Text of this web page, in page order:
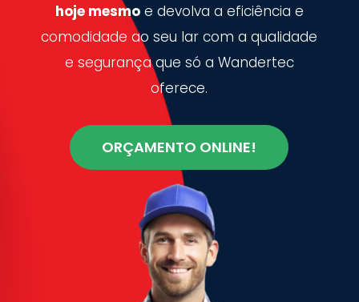
hoje mesmoe devolva a eficiência e
comodidade ao seu lar com a qualidade
e segurança que só a Wandertec
oferece.
ORÇAMENTO ONLINE!